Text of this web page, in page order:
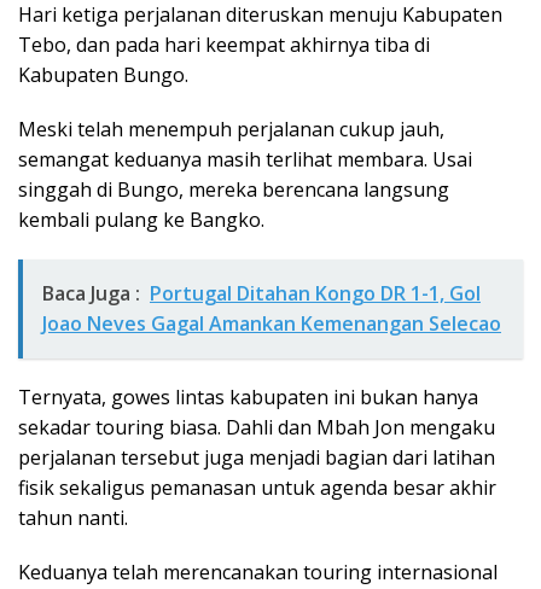
Hari ketiga perjalanan diteruskan menuju Kabupaten
Tebo, dan pada hari keempat akhirnya tiba di
Kabupaten Bungo.
Meski telah menempuh perjalanan cukup jauh,
semangat keduanya masih terlihat membara. Usai
singgah di Bungo, mereka berencana langsung
kembali pulang ke Bangko.
Baca Juga : Portugal Ditahan Kongo DR 1-1, Gol
Joao Neves Gagal Amankan Kemenangan Selecao
Ternyata, gowes lintas kabupaten ini bukan hanya
sekadar touring biasa. Dahli dan Mbah Jon mengaku
perjalanan tersebut juga menjadi bagian dari latihan
fisik sekaligus pemanasan untuk agenda besar akhir
tahun nanti.
Keduanya telah merencanakan touring internasional